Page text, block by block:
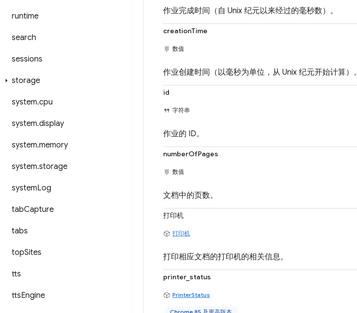
runtime
search
sessions
storage
system.cpu
system.display
system.memory
system.storage
systemLog
tabCapture
tabs
topSites
tts
ttsEngine
作业完成时间（自 Unix 纪元以来经过的毫秒数）。
creationTime
数值
作业创建时间（以毫秒为单位，从 Unix 纪元开始计算）。
id
字符串
作业的 ID。
numberOfPages
数值
文档中的页数。
打印机
打印机
打印相应文档的打印机的相关信息。
printer_status
PrinterStatus